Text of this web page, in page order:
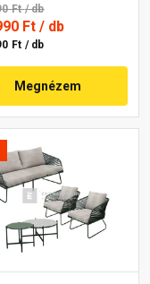
Ft/ db
Ft / db
Ft / db
Megnézem